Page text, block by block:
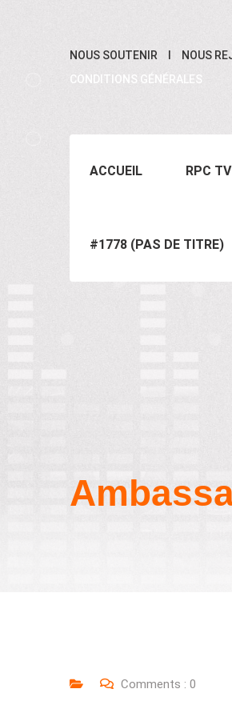
NOUS SOUTENIR
NOUS
CONDITIONS GÉNÉRALES
ACCUEIL RPC TV
#1778 (PAS DE TITRE)
Comments : 0